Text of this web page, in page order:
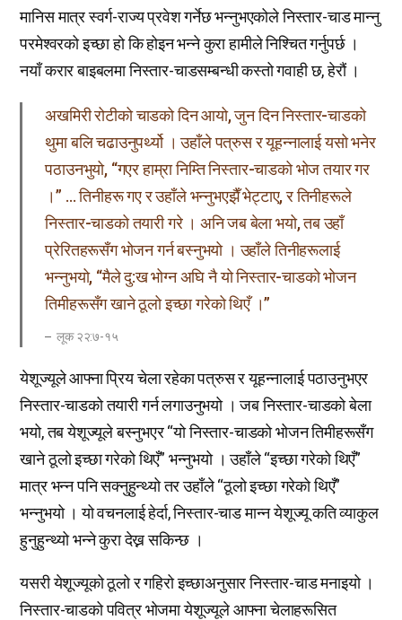
मानिस मात्र स्वर्ग-राज्य प्रवेश गर्नेछ भन्नुभएकोले निस्तार-चाड मान्नु
परमेश्वरको इच्छा हो कि होइन भन्ने कुरा हामीले निश्चित गर्नुपर्छ ।
नयाँ करार बाइबलमा निस्तार-चाडसम्बन्धी कस्तो गवाही छ, हेरौं ।
अखमिरी रोटीको चाडको दिन आयो, जुन दिन निस्तार-चाडको
थुमा बलि चढाउनुपर्थ्यो । उहाँले पत्रुस र यूहन्नालाई यसो भनेर
पठाउनभुयो, “गएर हाम्रा निम्ति निस्तार-चाडको भोज तयार गर
।” … तिनीहरू गए र उहाँले भन्नुभएझैँ भेट्टाए, र तिनीहरूले
निस्तार-चाडको तयारी गरे । अनि जब बेला भयो, तब उहाँ
प्रेरितहरूसँग भोजन गर्न बस्नुभयो । उहाँले तिनीहरूलाई
भन्नुभयो, “मैले दु:ख भोग्न अघि नै यो निस्तार-चाडको भोजन
तिमीहरूसँग खाने ठूलो इच्छा गरेको थिएँ ।”
लूक २२:७-१५
येशूज्यूले आफ्ना प्रिय चेला रहेका पत्रुस र यूहन्नालाई पठाउनुभएर
निस्तार-चाडको तयारी गर्न लगाउनुभयो । जब निस्तार-चाडको बेला
भयो, तब येशूज्यूले बस्नुभएर “यो निस्तार-चाडको भोजन तिमीहरूसँग
खाने ठूलो इच्छा गरेको थिएँ” भन्नुभयो । उहाँले “इच्छा गरेको थिएँ”
मात्र भन्न पनि सक्नुहुन्थ्यो तर उहाँले “ठूलो इच्छा गरेको थिएँ”
भन्नुभयो । यो वचनलाई हेर्दा, निस्तार-चाड मान्न येशूज्यू कति व्याकुल
हुनुहुन्थ्यो भन्ने कुरा देख्न सकिन्छ ।
यसरी येशूज्यूको ठूलो र गहिरो इच्छाअनुसार निस्तार-चाड मनाइयो ।
निस्तार-चाडको पवित्र भोजमा येशूज्यूले आफ्ना चेलाहरूसित